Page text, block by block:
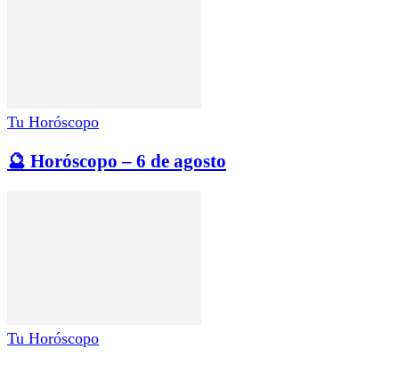
Tu Horóscopo
🔮 Horóscopo – 6 de agosto
Tu Horóscopo